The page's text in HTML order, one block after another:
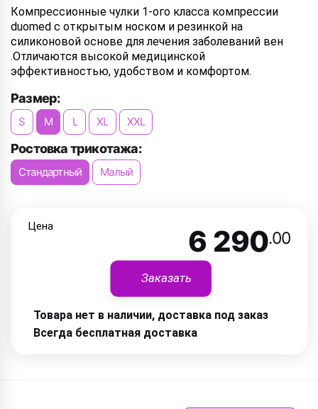
Компрессионные чулки 1-ого класса компрессии
duomed с открытым носком и резинкой на
силиконовой основе для лечения заболеваний вен
.Отличаются высокой медицинской
эффективностью, удобством и комфортом.
Размер:
S M L XL XXL
Ростовка трикотажа:
Стандартный Малый
Цена 6 290.00
Заказать
Товара нет в наличии, доставка под заказ
Всегда бесплатная доставка